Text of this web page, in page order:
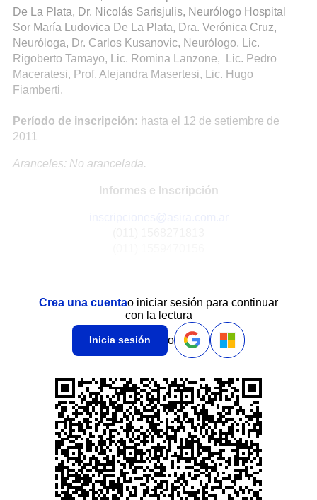
De La Plata, Dr. Nicolás Sarisjulis, Neurólogo Hospital
Sor María Ludovica De La Plata, Dra. Verónica Cruz,
Neuróloga, Dr. Carlos Kusanovic, Neurólogo, Lic.
Rigoberto Tamayo, Lic. Romina Lanzone, Lic. Pedro
Maceratesi, Prof. Alejandra Masertesi, Lic. Hugo
Fiamberti.
Período de inscripción: hasta el 12 de setiembre de
2011
Aranceles: No arancelada.
Informes e Inscripción
Crea una cuentao iniciar sesión para continuar
con la lectura
Inicia sesión o